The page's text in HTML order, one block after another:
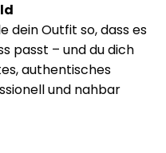
dein Outfit so, dass es
passt – und du dich
authentisches
und nahbar